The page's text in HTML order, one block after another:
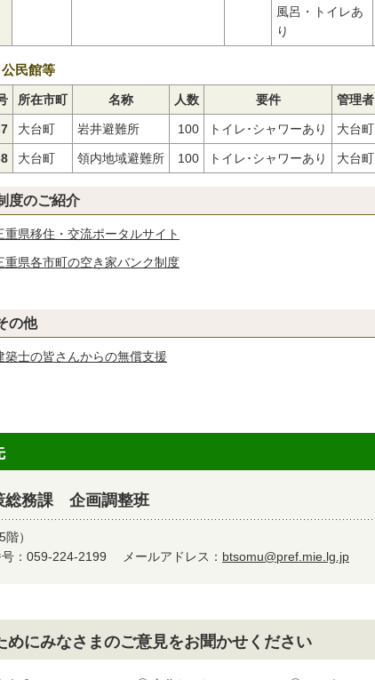
風呂・トイレあ
り
民館等
所在市町 名称 人数 要件 管理者
大台町 岩井避難所 100 トイレ･シャワーあり 大台町
大台町 領内地域避難所 100 トイレ･シャワーあり 大台町
度のご紹介
重県移住・交流ポータルサイト
重県各市町の空き家バンク制度
の他
築士の皆さんからの無償支援
務課 企画調整班
）
：059-224-2199
メールアドレス： btsomu@pref.mie.lg.jp
にみなさまのご意見をお聞かせください